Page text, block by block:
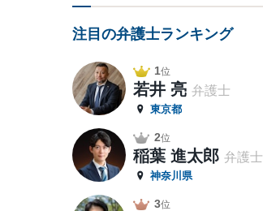
注目の弁護士ランキング
1位
若井 亮 弁護士
東京都
2位
稲葉 進太郎 弁護士
神奈川県
3位